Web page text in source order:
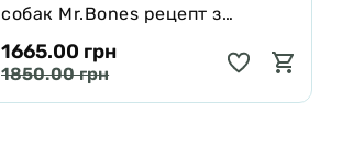
собак Mr.Bones рецепт з
Муфлона 1 кг
1665.00 грн
1850.00 грн